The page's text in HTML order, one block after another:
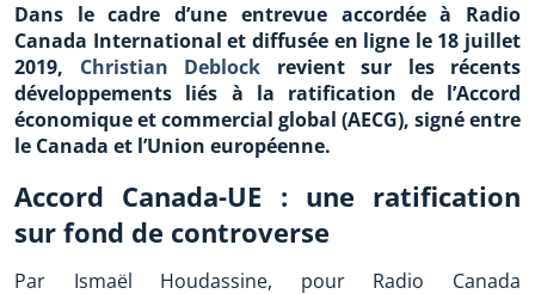
Dans le cadre d’une entrevue accordée à Radio
Canada International et diffusée en ligne le 18 juillet
2019, Christian Deblock revient sur les récents
développements liés à la ratification de l’Accord
économique et commercial global (AECG), signé entre
le Canada et l’Union européenne.
Accord Canada-UE : une ratification
sur fond de controverse
Par Ismaël Houdassine, pour Radio Canada